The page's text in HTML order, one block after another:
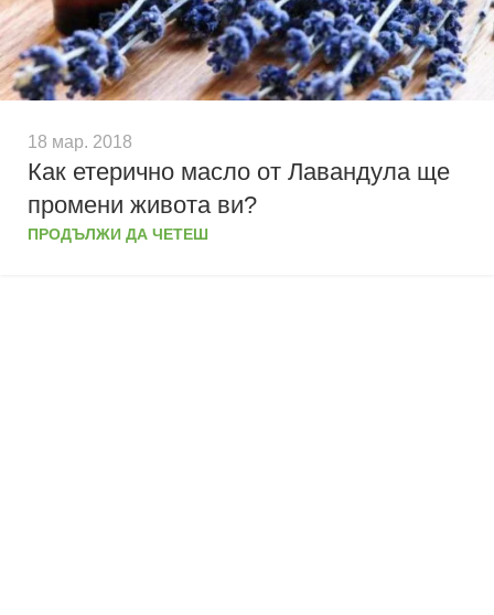
18 мар. 2018
Как етерично масло от Лавандула ще
промени живота ви?
ПРОДЪЛЖИ ДА ЧЕТЕШ